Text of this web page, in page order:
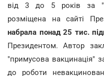
від 3 до 5 років за
розміщена на сайті
набрала понад 25 тис.
Президентом. Автор
"примусова вакцинація"
до роботи